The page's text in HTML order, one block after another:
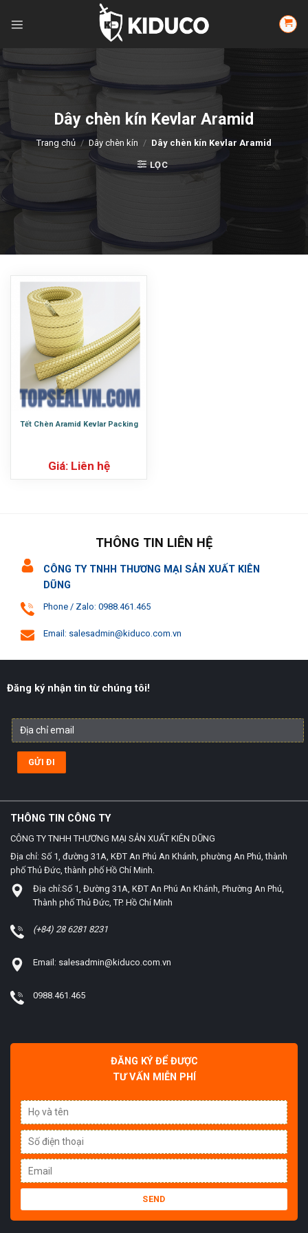
Dây chèn kín Kevlar Aramid
Trang chủ / Dây chèn kín / Dây chèn kín Kevlar Aramid
LỌC
Tết Chèn Aramid Kevlar Packing
Giá: Liên hệ
THÔNG TIN LIÊN HỆ
CÔNG TY TNHH THƯƠNG MẠI SẢN XUẤT KIÊN
DŨNG
Phone / Zalo: 0988.461.465
Email: salesadmin@kiduco.com.vn
Đăng ký nhận tin từ chúng tôi!
THÔNG TIN CÔNG TY
CÔNG TY TNHH THƯƠNG MẠI SẢN XUẤT KIÊN DŨNG
Địa chỉ: Số 1, đường 31A, KĐT An Phú An Khánh, phường An Phú, thành
phố Thủ Đức, thành phố Hồ Chí Minh.
Địa chỉ:Số 1, Đường 31A, KĐT An Phú An Khánh, Phường An Phú,
Thành phố Thủ Đức, TP. Hồ Chí Minh
(+84) 28 6281 8231
Email: salesadmin@kiduco.com.vn
0988.461.465
ĐĂNG KÝ ĐỂ ĐƯỢC
TƯ VẤN MIỄN PHÍ